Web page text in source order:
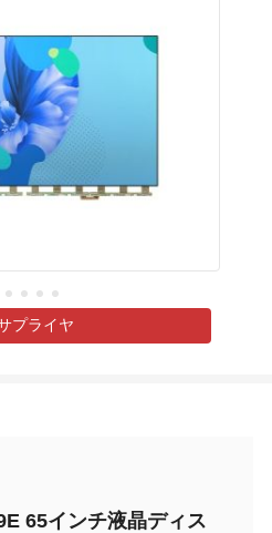
プライヤ
65インチ液晶ディス